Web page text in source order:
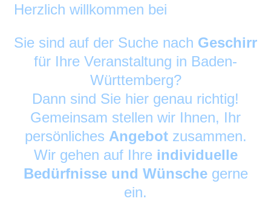
Herzlich willkommen bei
Sie sind auf der Suche nach Geschirr
für Ihre Veranstaltung in Baden-
Württemberg?
Dann sind Sie hier genau richtig!
Gemeinsam stellen wir Ihnen, Ihr
persönliches Angebot zusammen.
Wir gehen auf Ihre individuelle
Bedürfnisse und Wünschegerne
ein.